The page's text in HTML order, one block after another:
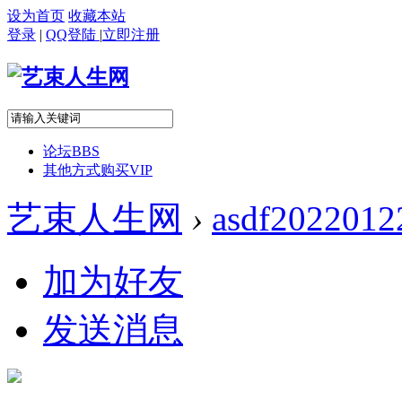
设为首页 收藏本站
登录 | QQ登陆 |立即注册
论坛BBS
其他方式购买VIP
艺束人生网 ›
加为好友
发送消息